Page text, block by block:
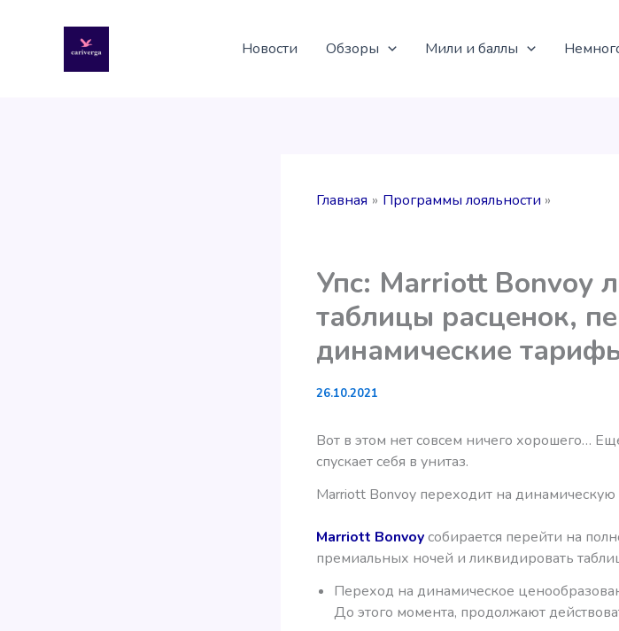
содержимому
Новости Обзоры Мили и баллы
Главная Программы лояльности
Упс: Marriott Bonvoy
таблицы расценок,
динамические
26.10.2021
Вот в этом нет совсем ничего хорошего…
спускает себя в унитаз.
Marriott Bonvoy переходит на
Marriott Bonvoyсобирается перейти на
премиальных ночей и ликвидировать
Переход на динамическое
До этого момента, продолжают